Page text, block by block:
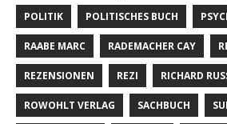
POLITIK POLITISCHES BUCH
RAABE MARC RADEMACHER CAY
REZENSIONEN REZI RICHARD
ROWOHLT VERLAG SACHBUCH